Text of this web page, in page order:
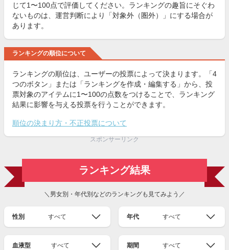
じて1〜100点で評価してください。ランキングの趣旨にそぐわ
ないものは、運営判断により「対象外（圏外）」にする場合が
あります。
ランキングの順位について
ランキングの順位は、ユーザーの投票によって決まります。「4
つのボタン」または「ランキングを作成・編集する」から、投
票対象のアイテムに1〜100の点数をつけることで、ランキング
結果に影響を与える投票を行うことができます。
順位の決まり方・不正投票について
スポンサーリンク
ランキング結果
＼男女別・年代別などのランキングも見てみよう／
性別 すべて 年代 すべて
血液型 すべて 期間 すべて